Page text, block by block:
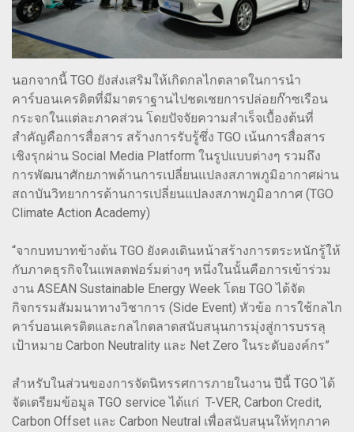
นอกจากนี้ TGO ยังส่งเสริมให้เกิดกลไกตลาดในการนำ
คาร์บอนเครดิตที่มีมาตราฐานไปชดเชยการปล่อยก๊าซเรือน
กระจกในแต่ละภาคส่วน โดยปัจจัยความสำเร็จเบื้องต้นที่
สำคัญคือการสื่อสาร สร้างการรับรู้ซึ่ง TGO เน้นการสื่อสาร
เชิงรุกผ่าน Social Media Platform ในรูปแบบต่างๆ รวมถึง
การพัฒนาศักยภาพด้านการเปลี่ยนแปลงสภาพภูมิอากาศผ่าน
สถาบันวิทยาการด้านการเปลี่ยนแปลงสภาพภูมิอากาศ (TGO
Climate Action Academy)
“จากบทบาทข้างต้น TGO ยังคงเดินหน้าสร้างการตระหนักรู้ให้
กับภาคธุรกิจในแพลตฟอร์มต่างๆ หนึ่งในนั้นคือการเข้าร่วม
งาน ASEAN Sustainable Energy Week โดย TGO ได้จัด
กิจกรรมสัมมนาทางวิชาการ (Side Event) หัวข้อ การใช้กลไก
คาร์บอนเครดิตและกลไกตลาดสนับสนุนการมุ่งสู่การบรรลุ
เป้าหมาย Carbon Neutrality และ Net Zero ในระดับองค์กร”
สำหรับในส่วนของการจัดนิทรรศการภายในงาน ปีนี้ TGO ได้
จัดเตรียมข้อมูล TGO service ได้แก่ T-VER, Carbon Credit,
Carbon Offset และ Carbon Neutral เพื่อสนับสนุนให้ทุกภาค